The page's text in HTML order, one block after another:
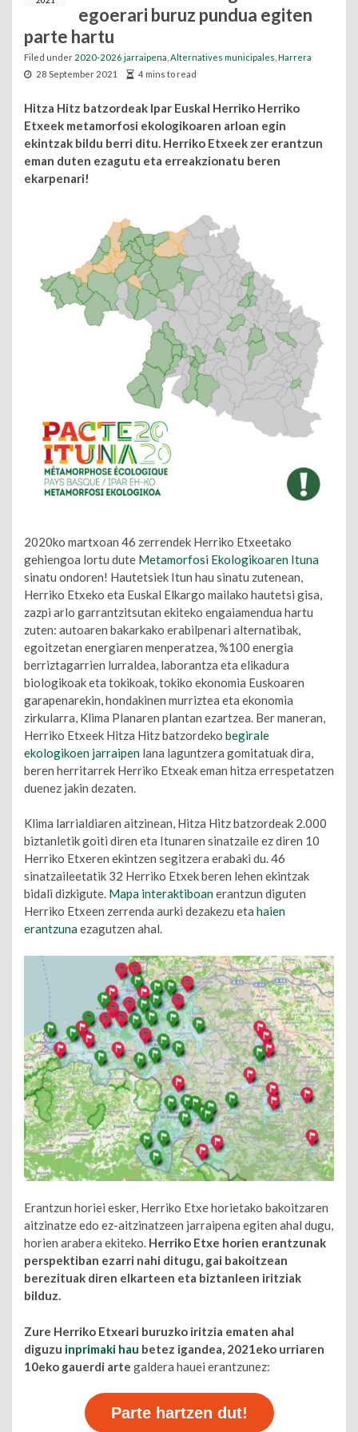
egoerari buruz pundua egiten
parte hartu
Filed under 2020-2026 jarraipena Alternatives municipales Harrera
28 September 2021
4 mins to read
Hitza Hitz batzordeak Ipar Euskal Herriko Herriko
Etxeek metamorfosi ekologikoaren arloan egin
ekintzak bildu berri ditu. Herriko Etxeek zer erantzun
eman duten ezagutu eta erreakzionatu beren
ekarpenari!
2020ko martxoan 46 zerrendek Herriko Etxeetako
gehiengoa lortu dute Metamorfosi Ekologikoaren Ituna
sinatu ondoren! Hautetsiek Itun hau sinatu zutenean,
Herriko Etxeko eta Euskal Elkargo mailako hautetsi gisa,
zazpi arlo garrantzitsutan ekiteko engaiamendua hartu
zuten: autoaren bakarkako erabilpenari alternatibak,
egoitzetan energiaren menperatzea, %100 energia
berriztagarrien lurraldea, laborantza eta elikadura
biologikoak eta tokikoak, tokiko ekonomia Euskoaren
garapenarekin, hondakinen murriztea eta ekonomia
zirkularra, Klima Planaren plantan ezartzea. Ber maneran,
Herriko Etxeek Hitza Hitz batzordeko begirale
ekologikoen jarraipen lana laguntzera gomitatuak dira,
beren herritarrek Herriko Etxeak eman hitza errespetatzen
duenez jakin dezaten.
Klima larrialdiaren aitzinean, Hitza Hitz batzordeak 2.000
biztanletik goiti diren eta Itunaren sinatzaile ez diren 10
Herriko Etxeren ekintzen segitzera erabaki du. 46
sinatzaileetatik 32 Herriko Etxek beren lehen ekintzak
bidali dizkigute. Mapa interaktiboanerantzun diguten
Herriko Etxeen zerrenda aurki dezakezu eta haien
erantzunaezagutzen ahal.
Erantzun horiei esker, Herriko Etxe horietako bakoitzaren
aitzinatze edo ez-aitzinatzeen jarraipena egiten ahal dugu,
horien arabera ekiteko. Herriko Etxe horien erantzunak
perspektiban ezarri nahi ditugu, gai bakoitzean
berezituak diren elkarteen eta biztanleen iritziak
bilduz.
Zure Herriko Etxeari buruzko iritzia ematen ahal
diguzu inprimaki hau betez igandea, 2021eko urriaren
10eko gauerdi arte galdera hauei erantzunez:
Parte hartzen dut!